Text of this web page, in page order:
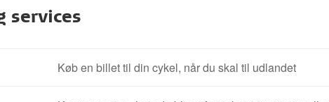
services
Køb en billet til din cykel, når du skal til udlandet